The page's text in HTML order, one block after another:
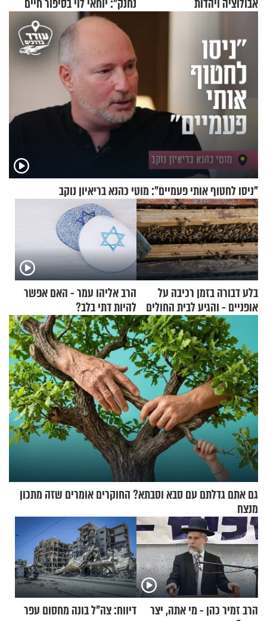
אבולוציה ויהדות
נחנק": יוחאי לוי בסיפור חיים
מעורר השראה
"ניסו לחטוף אותי פעמיים": מוטי כהנא בריאיון נוקב
בלע דבורה בזמן רכיבה על
אופניים - והגיע לבית החולים
במצב מסכן חיים
הרב אליהו עמר - האם אפשר
להיות דתי בלב?
גם אתם גדלתם עם סבא וסבתא? החוקרים אומרים שזה מתכון
מנצח
הרב זמיר כהן - מי אתה, יצר
דיווח: צה"ל בונה מחסום עפר